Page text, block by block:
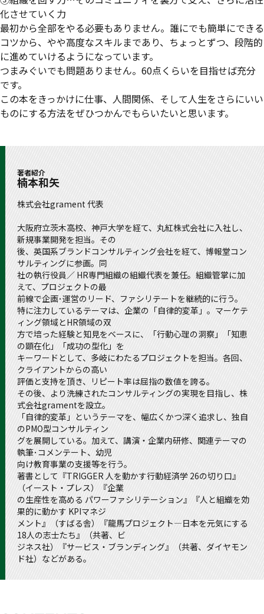
化させていく力
最初から全部をやる必要もありません。誰にでも簡単にできる
コツから、やや高度なスキルまであり、ちょっとずつ、段階的
に進めていけるようになっています。
つまみぐいでも問題ありません。60点くらいを目指せば充分
です。
この本をきっかけに仕事、人間関係、そして人生をさらにいい
ものにする方法をぜひつかんでもらいたいと思います。
著者紹介
楠本和矢
株式会社grament 代表
大阪府立茨木高校、神戸大学を経て、丸紅株式会社に入社し、
新規事業開発を担当。その
後、英国系ブランドコンサルティング会社を経て、博報堂コン
サルティングに参画。同
社の執行役員／ HR専門組織の組織代表を兼任。組織管掌に加
えて、プロジェクトの最
前線で企画･運営のリード、ファシリテートを継続的に行う。
特に注力しているテーマは、企業の「自律的変革」。マーケテ
ィング領域とHR領域の双
方で培った経験と知見をベースに、「行動心理の洞察」「知恵
の顕在化」「成功の型化」を
キーワードとして、多岐にわたるプロジェクトを担当。各回、
クライアントからの高い
評価と支持を頂き、リピート率は屈指の数値を誇る。
その後、より洗練されたコンサルティングの実現を目指し、株
式会社gramentを設立。
「自律的変革」というテーマを、幅広くかつ深く追求し、独自
のPMO型コンサルティン
グを展開している。加えて、講演・企業内研修、関連テーマの
執筆･コメンテート、幼児
向け教育事業の支援等を行う。
著書として『TRIGGER 人を動かす行動経済学 26の切り口』
（イースト・プレス）『企業
の生産性を高める パワーファシリテーション』『人と組織を効
果的に動かす KPIマネジ
メント』（すばる舎）『龍馬プロジェクト―日本を元気にする
18人の志士たち』（共著、ビ
ジネス社）『サービス・ブランディング』（共著、ダイヤモン
ド社）などがある。